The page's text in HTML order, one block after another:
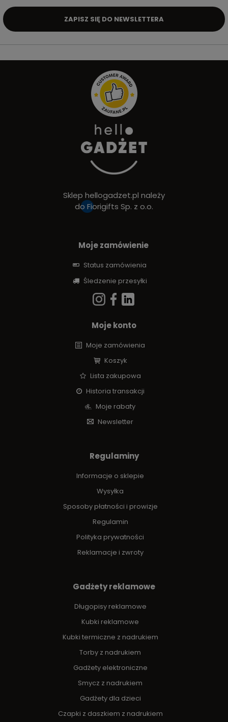
ZAPISZ SIĘ DO NEWSLETTERA
Sklep hellogadzet.pl należy
do Fiorigifts Sp. z o.o.
Moje zamówienie
Status zamówienia
Śledzenie przesyłki
Moje konto
Moje zamówienia
Koszyk
Lista zakupowa
Historia transakcji
Moje rabaty
Newsletter
Regulaminy
Informacje o sklepie
Wysyłka
Sposoby płatności i prowizje
Regulamin
Polityka prywatności
Reklamacje i zwroty
Gadżety reklamowe
Długopisy reklamowe
Kubki reklamowe
Kubki termiczne z nadrukiem
Torby z nadrukiem
Gadżety elektroniczne
Smycz z nadrukiem
Gadżety dla dzieci
Czapki z daszkiem z nadrukiem